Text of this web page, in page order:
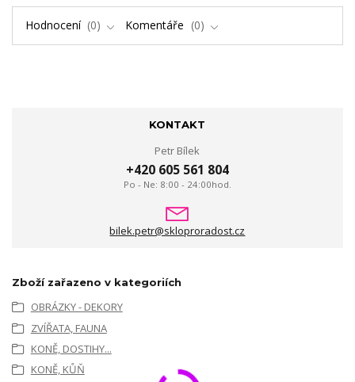
Hodnocení 0 Komentáře 0
KONTAKT
Petr Bílek
+420 605 561 804
Po - Ne: 8:00 - 24:00hod.
bilek.petr@skloproradost.cz
Zboží zařazeno v kategoriích
OBRÁZKY - DEKORY
ZVÍŘATA, FAUNA
KONĚ, DOSTIHY...
KONĚ, KŮŇ